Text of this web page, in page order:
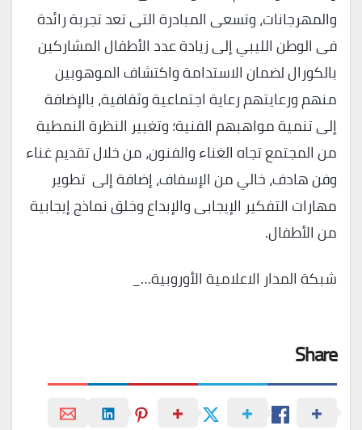
والمهرجانات، وتسعى المبادرة التى تعد تجربة رائدة
فى الوطن الليبي إلى زيادة عدد الأطفال المشاركين
بالكورال لضمان الاستدامة واكتشاف الموهوبين
منهم ورعايتهم رعاية اجتماعية وثقافية، بالإضافة
إلى تنمية مواهبهم الفنية؛ وتغيير النظرة النمطية
من المجتمع تجاه الغناء والفنون، من خلال تقديم غناء
وفن هادف، خالي من الإسفاف، إضافة إلى تطوير
مهارات التفكير الإيجابى والإبداع وخلق نماذج إيجابية
من الأطفال.
شبكة المدار الاعلامية الأوروبية…_
Share